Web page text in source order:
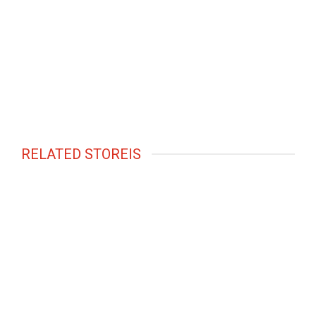
RELATED STOREIS